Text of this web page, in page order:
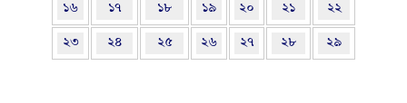
১৬ ১৭ ১৮ ১৯ ২০ ২১ ২২
২৩ ২৪ ২৫ ২৬ ২৭ ২৮ ২৯